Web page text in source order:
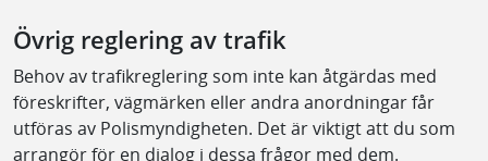
Övrig reglering av trafik
Behov av trafikreglering som inte kan åtgärdas med
föreskrifter, vägmärken eller andra anordningar får
utföras av Polismyndigheten. Det är viktigt att du som
arrangör för en dialog i dessa frågor med dem.